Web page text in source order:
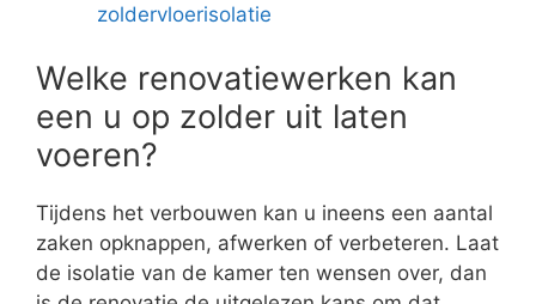
zoldervloerisolatie
Welke renovatiewerken kan
een u op zolder uit laten
voeren?
Tijdens het verbouwen kan u ineens een aantal
zaken opknappen, afwerken of verbeteren. Laat
de isolatie van de kamer ten wensen over, dan